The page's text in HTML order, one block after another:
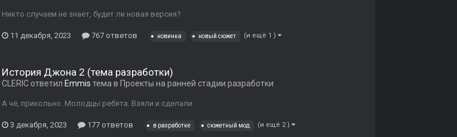
Никто случаем не знает, будет ли новая версия?
11 декабря, 2023 767 ответов новинка новый сюжет (и ещё 1 )
История Джона 2 (тема разработки)
CLERIC ответил Emmis тема в Проекты на ранней стадии разработки
А чё, прикольно. Молодцы ребята. Взяли и сделали.
3 декабря, 2023 177 ответов в разработке сюжетный мод (и ещё 2 )